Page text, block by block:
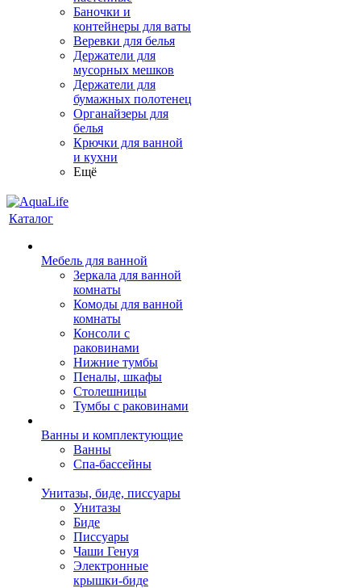
Баночки и
контейнеры для ваты
Веревки для белья
Держатели для
мусорных мешков
Держатели для
бумажных полотенец
Органайзеры для
белья
Крючки для ванной
и кухни
Ещё
Каталог
Мебель для ванной
Зеркала для ванной
комнаты
Комоды для ванной
комнаты
Консоли с
раковинами
Нижние тумбы
Пеналы, шкафы
Столешницы
Тумбы с раковинами
Ванны и комплектующие
Ванны
Спа-бассейны
Унитазы, биде, писсуары
Унитазы
Биде
Писсуары
Чаши Генуя
Электронные
крышки-биде